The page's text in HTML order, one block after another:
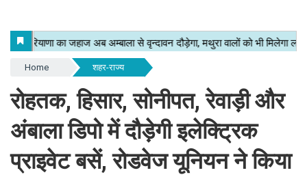
Home शहर-राज्य
रोहतक, हिसार, सोनीपत, रेवाड़ी और
अंबाला डिपो में दौड़ेगी इलेक्ट्रिक
प्राइवेट बसें, रोडवेज यूनियन ने किया